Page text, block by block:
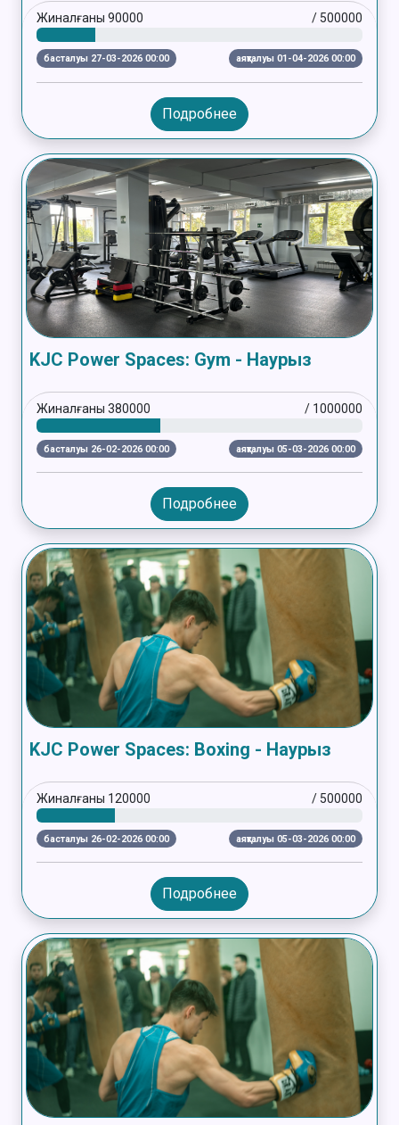
Жиналғаны 90000 / 500000
басталуы 27-03-2026 00:00 аяқталуы 01-04-2026 00:00
Подробнее
KJC Power Spaces: Gym - Наурыз
Жиналғаны 380000 / 1000000
басталуы 26-02-2026 00:00 аяқталуы 05-03-2026 00:00
Подробнее
KJC Power Spaces: Boxing - Наурыз
Жиналғаны 120000 / 500000
басталуы 26-02-2026 00:00 аяқталуы 05-03-2026 00:00
Подробнее